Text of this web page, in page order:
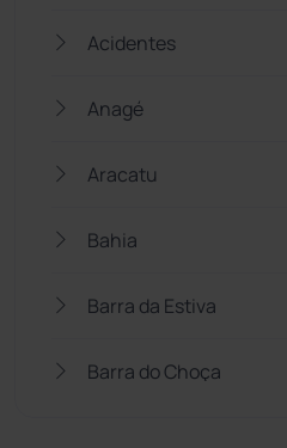
Acidentes
Anagé
Aracatu
Bahia
Barra da Estiva
Barra do Choça